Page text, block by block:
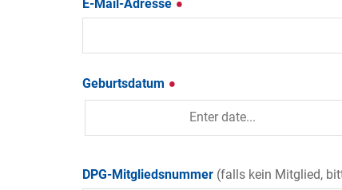
E-Mail-Adresse
Geburtsdatum
DPG-Mitgliedsnummer (falls kein Mitglied,